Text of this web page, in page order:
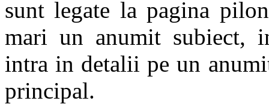
sunt legate la pagina
mari un anumit subiect,
intra in detalii pe un
principal.